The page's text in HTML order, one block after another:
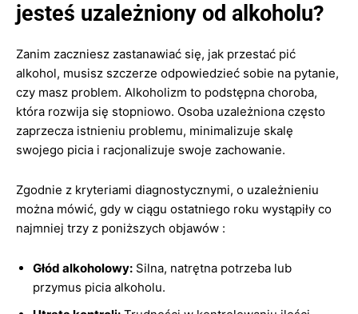
jesteś uzależniony od alkoholu?
Zanim zaczniesz zastanawiać się, jak przestać pić
alkohol, musisz szczerze odpowiedzieć sobie na pytanie,
czy masz problem. Alkoholizm to podstępna choroba,
która rozwija się stopniowo. Osoba uzależniona często
zaprzecza istnieniu problemu, minimalizuje skalę
swojego picia i racjonalizuje swoje zachowanie.
Zgodnie z kryteriami diagnostycznymi, o uzależnieniu
można mówić, gdy w ciągu ostatniego roku wystąpiły co
najmniej trzy z poniższych objawów :
Głód alkoholowy: Silna, natrętna potrzeba lub
przymus picia alkoholu.